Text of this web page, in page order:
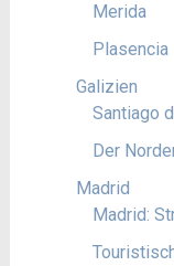
Merida
Plasencia
Galizien
Santiago
Der
Madrid
Madrid: